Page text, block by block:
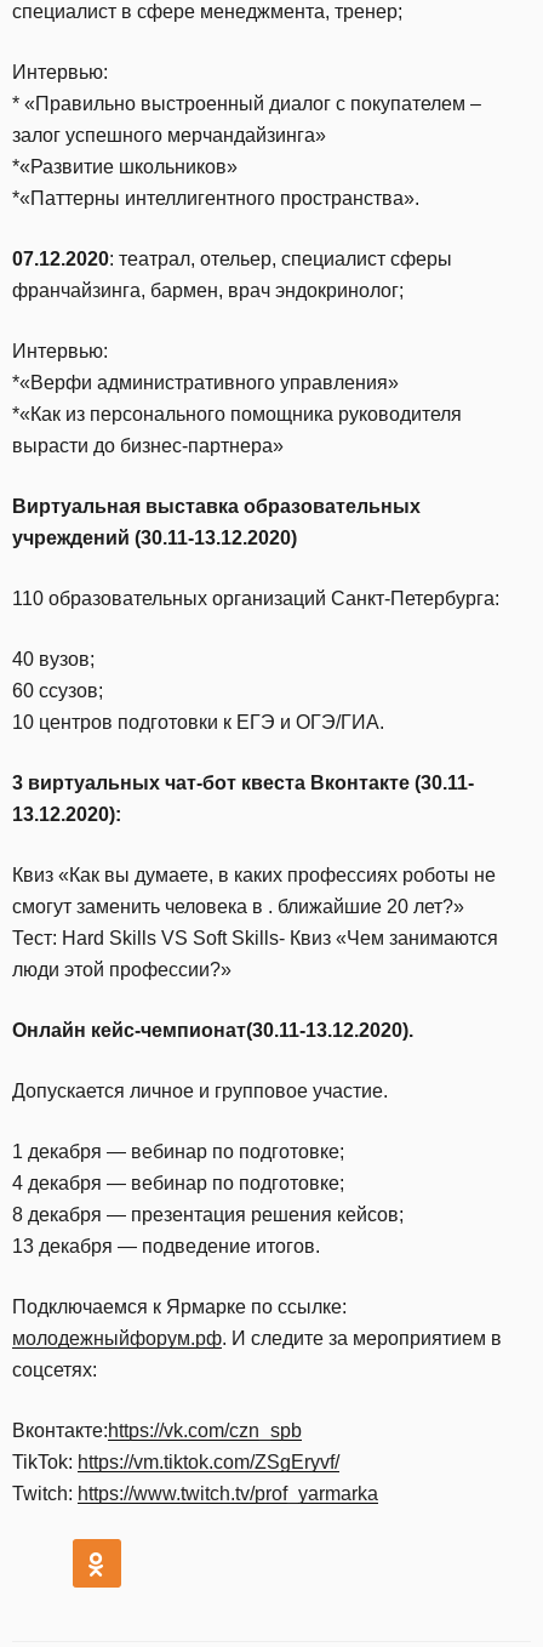
специалист в сфере менеджмента, тренер;
Интервью:
* «Правильно выстроенный диалог с покупателем –
залог успешного мерчандайзинга»
*«Развитие школьников»
*«Паттерны интеллигентного пространства».
07.12.2020: театрал, отельер, специалист сферы
франчайзинга, бармен, врач эндокринолог;
Интервью:
*«Верфи административного управления»
*«Как из персонального помощника руководителя
вырасти до бизнес-партнера»
Виртуальная выставка образовательных
учреждений (30.11-13.12.2020)
110 образовательных организаций Санкт-Петербурга:
40 вузов;
60 ссузов;
10 центров подготовки к ЕГЭ и ОГЭ/ГИА.
3 виртуальных чат-бот квеста Вконтакте (30.11-
13.12.2020):
Квиз «Как вы думаете, в каких профессиях роботы не
смогут заменить человека в . ближайшие 20 лет?»
Тест: Hard Skills VS Soft Skills- Квиз «Чем занимаются
люди этой профессии?»
Онлайн кейс-чемпионат(30.11-13.12.2020).
Допускается личное и групповое участие.
1 декабря — вебинар по подготовке;
4 декабря — вебинар по подготовке;
8 декабря — презентация решения кейсов;
13 декабря — подведение итогов.
Подключаемся к Ярмарке по ссылке:
молодежныйфорум.рф. И следите за мероприятием в
соцсетях:
Вконтакте:https://vk.com/czn_spb
TikTok: https://vm.tiktok.com/ZSgEryvf/
Twitch: https://www.twitch.tv/prof_yarmarka